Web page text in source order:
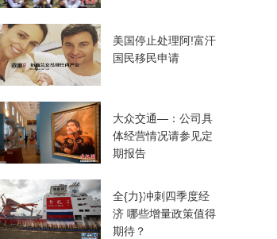
美国停止处理阿!富汗
国民移民申请
大众交通—：公司具
体经营情况请参见定
期报告
全{力}冲刺四季度经
济 哪些增量政策值得
期待？